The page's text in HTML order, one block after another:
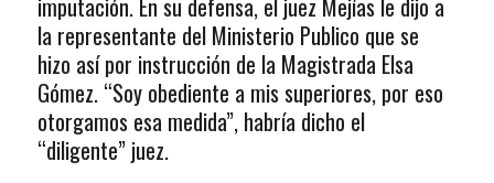
imputación. En su defensa, el juez Mejías le dijo a
la representante del Ministerio Publico que se
hizo así por instrucción de la Magistrada Elsa
Gómez. “Soy obediente a mis superiores, por eso
otorgamos esa medida”, habría dicho el
“diligente” juez.